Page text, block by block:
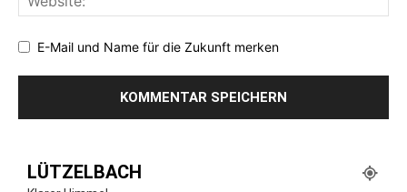
E-Mail und Name für die Zukunft merken
LÜTZELBACH